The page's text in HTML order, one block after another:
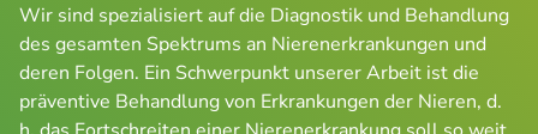
Wir sind spezialisiert auf die Diagnostik und Behandlung
des gesamten Spektrums an Nierenerkrankungen und
deren Folgen. Ein Schwerpunkt unserer Arbeit ist die
präventive Behandlung von Erkrankungen der Nieren, d.